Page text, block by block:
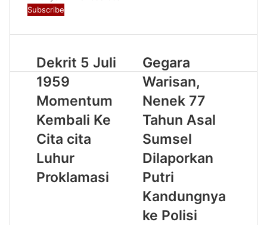
your
address
Dekrit 5 Juli
1959
Momentum
Kembali Ke
Cita cita
Luhur
Proklamasi
Gegara
Warisan,
Nenek 77
Tahun Asal
Sumsel
Dilaporkan
Putri
Kandungnya
ke Polisi